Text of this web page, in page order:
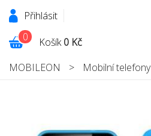
Přihlásit
Košík0 Kč
0
MOBILEON > Mobilní telefony